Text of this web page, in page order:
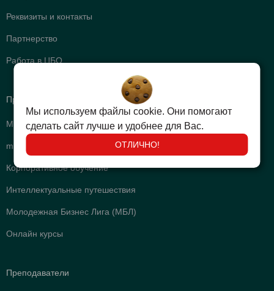
Реквизиты и контакты
Партнерство
Работа в ЦБО
Программы
МВА
mini МВА
Корпоративное обучение
Интеллектуальные путешествия
Молодежная Бизнес Лига (МБЛ)
Онлайн курсы
Преподаватели
Мы используем файлы cookie. Они помогают
сделать сайт лучше и удобнее для Вас.
ОТЛИЧНО!